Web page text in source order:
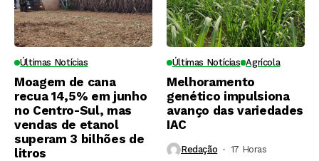
Últimas Notícias
Moagem de cana
recua 14,5% em junho
no Centro-Sul, mas
vendas de etanol
superam 3 bilhões de
litros
Últimas Notícias Agrícola
Melhoramento
genético impulsiona
avanço das variedades
IAC
Redação 17 Horas ⁮